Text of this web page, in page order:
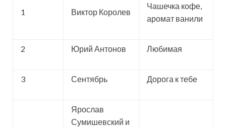
1 Виктор Королев
Чашечка кофе,
аромат ванили
2 Юрий Антонов Любимая
3 Сентябрь Дорога к тебе
Ярослав
Сумишевский и